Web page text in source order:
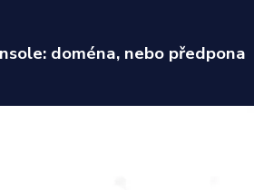
doména, nebo předpona